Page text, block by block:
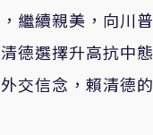
繼續親美，向川
德選擇升高抗中
交信念，賴清德